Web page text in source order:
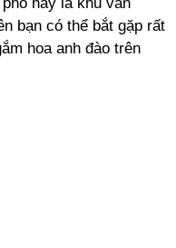
bạn có thể bắt gặp rất
hoa anh đào trên